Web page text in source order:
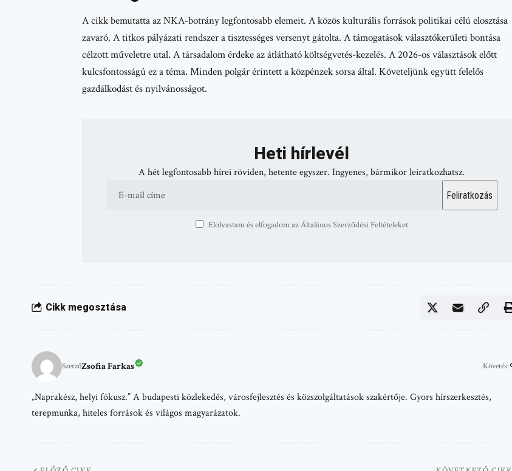
A cikk bemutatta az NKA-botrány legfontosabb elemeit. A közös kulturális források politikai célú elosztása
zavaró. A titkos pályázati rendszer a tisztességes versenyt gátolta. A támogatások választókerületi bontása
célzott műveletre utal. A társadalom érdeke az átlátható költségvetés-kezelés. A 2026-os választások előtt
kulcsfontosságú ez a téma. Minden polgár érintett a közpénzek sorsa által. Követeljünk együtt felelős
gazdálkodást és nyilvánosságot.
Heti hírlevél
A hét legfontosabb hírei röviden, hetente egyszer. Ingyenes, bármikor leiratkozhatsz.
Elolvastam és elfogadom az Általános Szerződési Feltételeket
Cikk megosztása
SzerzőZsofia Farkas Követés:
„Naprakész, helyi fókusz.” A budapesti közlekedés, városfejlesztés és közszolgáltatások szakértője. Gyors hírszerkesztés,
terepmunka, hiteles források és világos magyarázatok.